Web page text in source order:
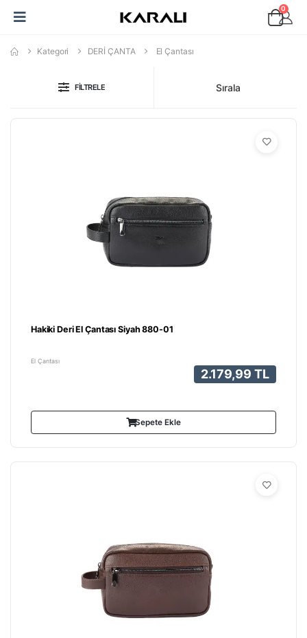
0
Kategori DERİ ÇANTA El Çantası
FILTRELE Sırala
Hakiki Deri El Çantası Siyah 880-01
El Çantası
2.179,99 TL
Sepete Ekle